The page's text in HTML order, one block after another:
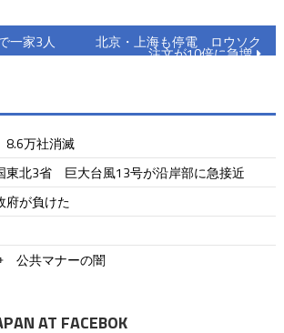
一家3人 北京・上海も停電 ロウソク
注文が10倍に急増
万社消滅
東北3省 巨大台風13号が沿岸部に急接近
が負けた
公共マナーの闇
AT FACEBOK